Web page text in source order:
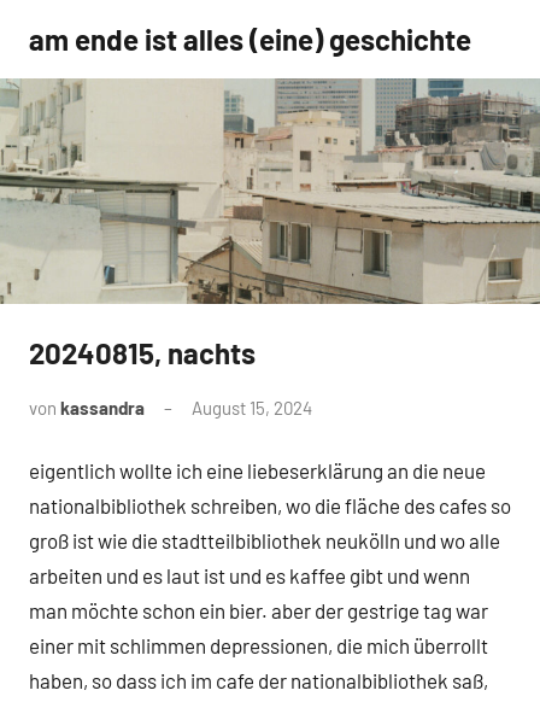
Inhalt
springen
am ende ist alles (eine) geschichte
Uncategorized
20240815, nachts
von kassandra August 15, 2024
eigentlich wollte ich eine liebeserklärung an die neue
nationalbibliothek schreiben, wo die fläche des cafes so
groß ist wie die stadtteilbibliothek neukölln und wo alle
arbeiten und es laut ist und es kaffee gibt und wenn
man möchte schon ein bier. aber der gestrige tag war
einer mit schlimmen depressionen, die mich überrollt
haben, so dass ich im cafe der nationalbibliothek saß,